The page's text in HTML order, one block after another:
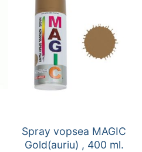
Spray vopsea MAGIC
Gold(auriu) , 400 ml.